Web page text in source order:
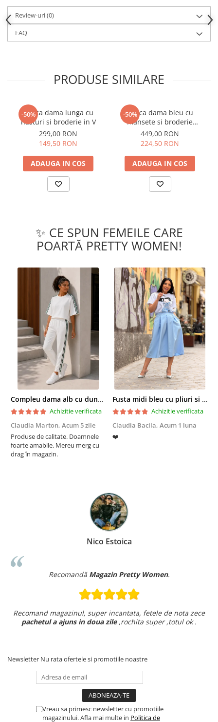
Review-uri(0)
FAQ
PRODUSE SIMILARE
-50%
Geaca dama lunga cu
nasturi si broderie in V
299,00 RON
149,50 RON
ADAUGA IN COS
-50%
Geaca dama bleu cu
mansete si broderie
orizontala
449,00 RON
224,50 RON
ADAUGA IN COS
✨ CE SPUN FEMEILE CARE
POARTĂ PRETTY WOMEN!
Compleu dama alb cu dungi laterale in nuante de verde si negru
Achizitie verificata
Claudia Marton, Acum 5 zile
Produse de calitate. Doamnele
foarte amabile. Mereu merg cu
drag în magazin.
Fusta midi bleu cu pliuri si buzunare
Achizitie verificata
Claudia Bacila, Acum 1 luna
❤️
Nico Estoica
Recomandă Magazin Pretty Women.
Recomand magazinul, super incantata, fetele de nota zece
pachetul a ajuns in doua zile,rochita super ,totul ok .
Newsletter Nu rata ofertele si promotiile noastre
Vreau sa primesc newsletter cu promotiile
magazinului. Afla mai multe in Politica de